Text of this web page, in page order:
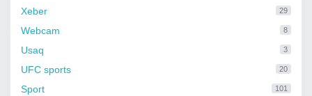
Xeber 29
Webcam 8
Usaq 3
UFC sports 20
Sport 101